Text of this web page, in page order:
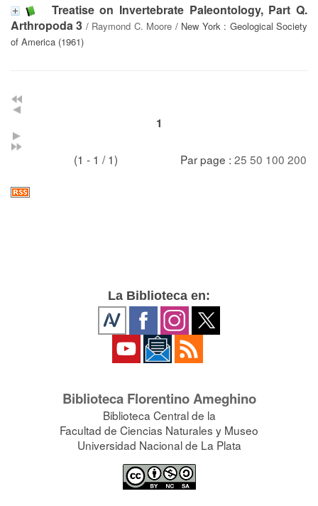
Treatise on Invertebrate Paleontology, Part Q.
Arthropoda 3 / Raymond C. Moore / New York : Geological Society
of America (1961)
1
(1 - 1 / 1) Par page : 25 50 100 200
La Biblioteca en:
Biblioteca Florentino Ameghino
Biblioteca Central de la
Facultad de Ciencias Naturales y Museo
Universidad Nacional de La Plata